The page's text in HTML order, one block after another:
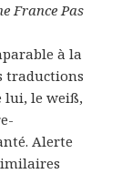
France Pas
à la
traductions
lui, le weiß,
Alerte